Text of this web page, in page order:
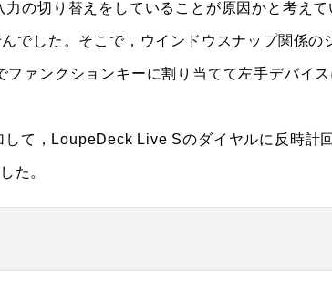
の切り替えをしていることが原因かと考え
でした。そこで，ウインドウスナップ関係の
ァンクションキーに割り当てて左手デバイス
て，LoupeDeck Live Sのダイヤルに反時計
た。